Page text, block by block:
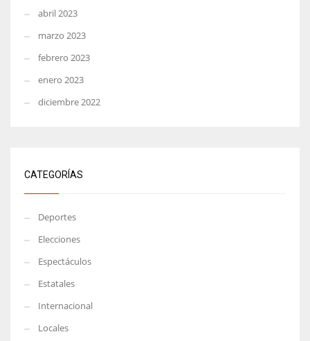
abril 2023
marzo 2023
febrero 2023
enero 2023
diciembre 2022
CATEGORÍAS
Deportes
Elecciones
Espectáculos
Estatales
Internacional
Locales